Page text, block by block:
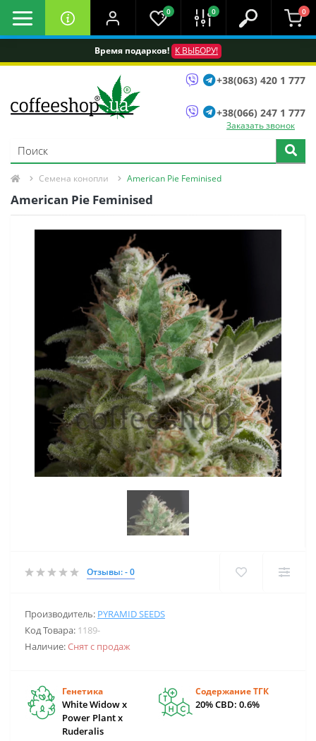
Время подарков! К ВЫБОРУ!
0 0 0
+38(063) 420 1 777
+38(066) 247 1 777
Заказать звонок
Семена конопли American Pie Feminised
American Pie Feminised
Отзывы: - 0
Производитель: PYRAMID SEEDS
Код Товара: 1189-
Наличие:Снят с продаж
Генетика
White Widow x
Power Plant x
Ruderalis
Содержание ТГК
20% CBD: 0.6%